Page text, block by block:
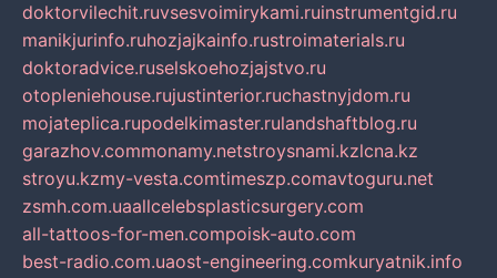
doktorvilechit.ruvsesvoimirykami.ruinstrumentgid.ru
manikjurinfo.ruhozjajkainfo.rustroimaterials.ru
doktoradvice.ruselskoehozjajstvo.ru
otopleniehouse.rujustinterior.ruchastnyjdom.ru
mojateplica.rupodelkimaster.rulandshaftblog.ru
garazhov.commonamy.netstroysnami.kzlcna.kz
stroyu.kzmy-vesta.comtimeszp.comavtoguru.net
zsmh.com.uaallcelebsplasticsurgery.com
all-tattoos-for-men.compoisk-auto.com
best-radio.com.uaost-engineering.comkuryatnik.info